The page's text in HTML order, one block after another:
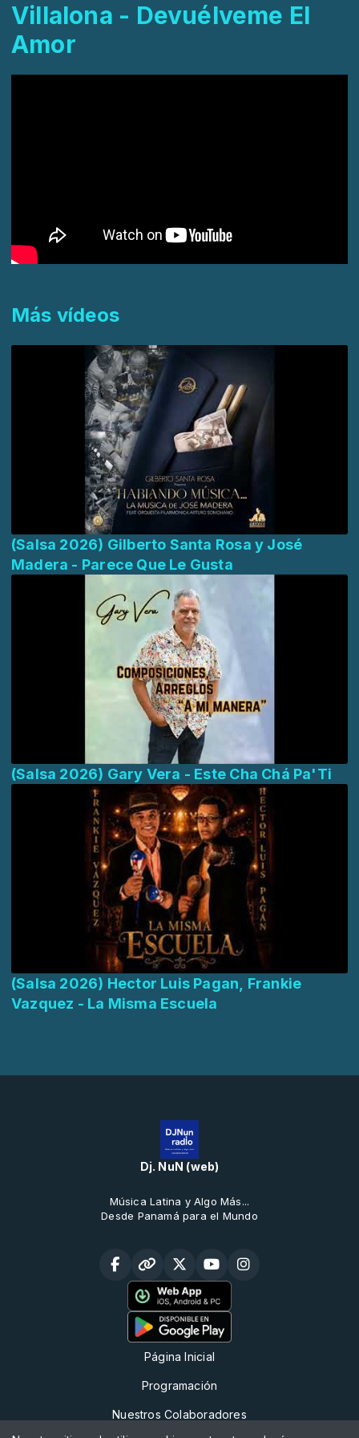
Villalona - Devuélveme El
Amor
Más vídeos
(Salsa 2026) Gilberto Santa Rosa y José
Madera - Parece Que Le Gusta
(Salsa 2026) Gary Vera - Este Cha Chá Pa'Ti
(Salsa 2026) Hector Luis Pagan, Frankie
Vazquez - La Misma Escuela
Dj. NuN (web)
Música Latina y Algo Más...
Desde Panamá para el Mundo
Página Inicial
Programación
Nuestros Colaboradores